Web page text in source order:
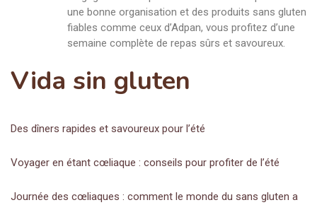
une bonne organisation et des produits sans gluten
fiables comme ceux d’Adpan, vous profitez d’une
semaine complète de repas sûrs et savoureux.
Vida sin gluten
Des dîners rapides et savoureux pour l’été
Voyager en étant cœliaque : conseils pour profiter de l’été
Journée des cœliaques : comment le monde du sans gluten a